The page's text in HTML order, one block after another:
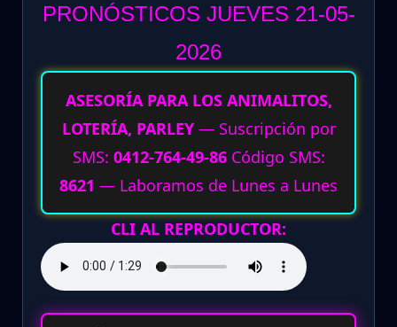
PRONÓSTICOS JUEVES 21-05-
2026
ASESORÍA PARA LOS ANIMALITOS,
LOTERÍA, PARLEY— Suscripción por
SMS: 0412-764-49-86 Código SMS:
8621 — Laboramos de Lunes a Lunes
CLI AL REPRODUCTOR: